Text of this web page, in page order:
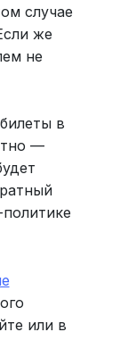
случае
же
не
в
—
или в